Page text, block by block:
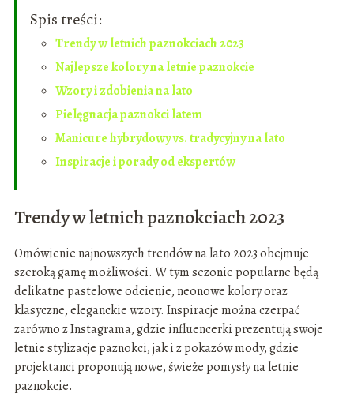
Spis treści:
Trendy w letnich paznokciach 2023
Najlepsze kolory na letnie paznokcie
Wzory i zdobienia na lato
Pielęgnacja paznokci latem
Manicure hybrydowy vs. tradycyjny na lato
Inspiracje i porady od ekspertów
Trendy w letnich paznokciach 2023
Omówienie najnowszych trendów na lato 2023 obejmuje
szeroką gamę możliwości. W tym sezonie popularne będą
delikatne pastelowe odcienie, neonowe kolory oraz
klasyczne, eleganckie wzory. Inspiracje można czerpać
zarówno z Instagrama, gdzie influencerki prezentują swoje
letnie stylizacje paznokci, jak i z pokazów mody, gdzie
projektanci proponują nowe, świeże pomysły na letnie
paznokcie.